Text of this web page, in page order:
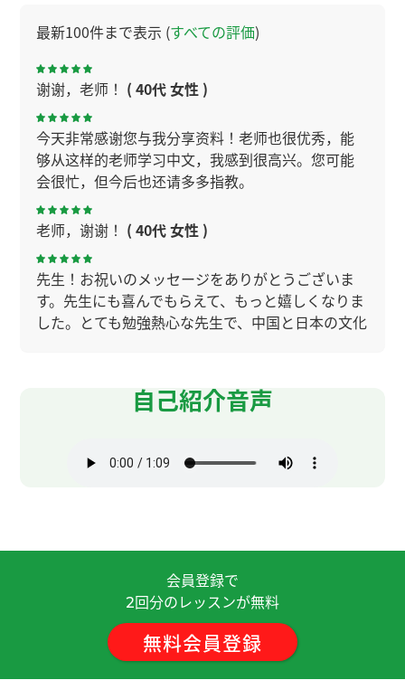
最新100件まで表示 (すべての評価)
谢谢，老师！ ( 40代 女性 )
今天非常感谢您与我分享资料！老师也很优秀，能
够从这样的老师学习中文，我感到很高兴。您可能
会很忙，但今后也还请多多指教。
老师，谢谢！ ( 40代 女性 )
先生！お祝いのメッセージをありがとうございま
す。先生にも喜んでもらえて、もっと嬉しくなりま
した。とても勉強熱心な先生で、中国と日本の文化
強されています。先生はとても生徒のことを考えて
います。生徒の理解する力を推測して中国語で質問
で、自分のやりたいことを言葉にして伝えなければ
コミュニケーションはできないのではないでしょ
のない話題を続けられた。
先生のおかげでHSK４級に合格することができま
した。CCレッスンを始めてから１年と１０か月、
自己紹介音声
会員登録で
2回分のレッスンが無料
無料会員登録